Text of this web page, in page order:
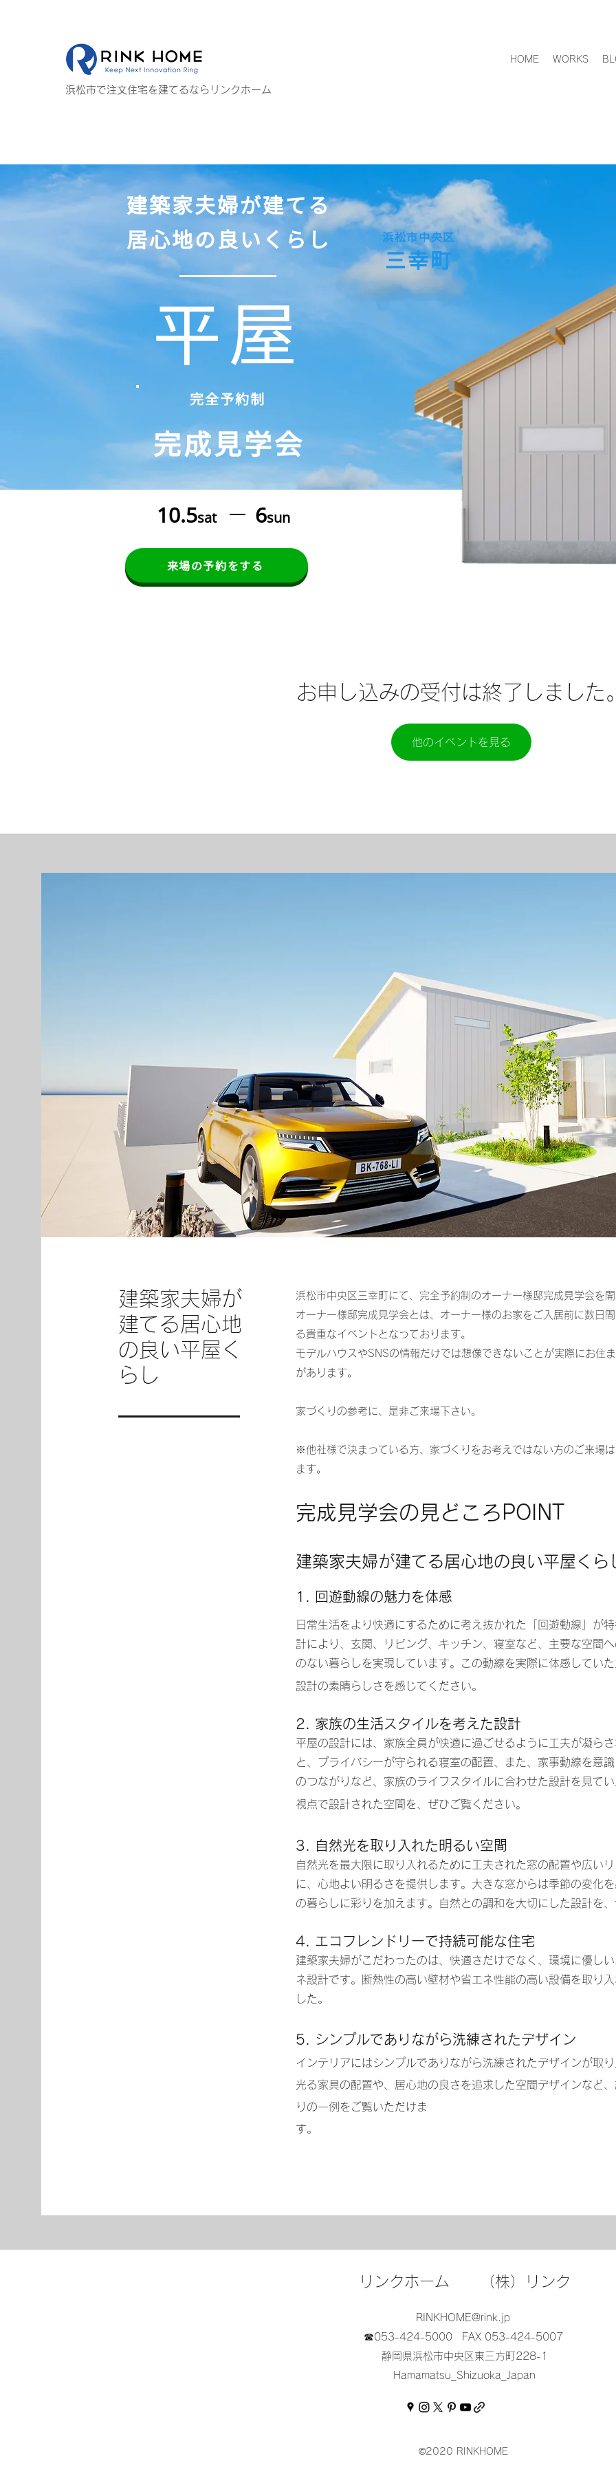
浜松市で注文住宅を建てるならリンクホーム
HOME WORKS
建築家夫婦が建てる
居心地の良いくらし
平屋
完全予約制
完成見学会
浜松市中央区
三幸町
10.5sat 6sun
来場の予約をする
お申し込みの受付は終了しました
他のイベントを見る
建築家夫婦が
建てる居心地
の良い平屋く
らし
浜松市中央区三幸町にて、完全予約制のオーナー様邸完成見学会を
オーナー様邸完成見学会とは、オーナー様のお家をご入居前に数日
る貴重なイベントとなっております。
モデルハウスやSNSの情報だけでは想像できないことが実際にお住
があります。
家づくりの参考に、是非ご来場下さい。
※他社様で決まっている方、家づくりをお考えではない方のご来場
ます。
完成見学会の見どころPOINT
建築家夫婦が建てる居心地の良い平屋くら
1. 回遊動線の魅力を体感
日常生活をより快適にするために考え抜かれた「回遊動線」が
計により、玄関、リビング、キッチン、寝室など、主要な空間
のない暮らしを実現しています。この動線を実際に体感してい
設計の素晴らしさを感じてください。
2. 家族の生活スタイルを考えた設計
平屋の設計には、家族全員が快適に過ごせるように工夫が凝ら
と、プライバシーが守られる寝室の配置、また、家事動線を意
のつながりなど、家族のライフスタイルに合わせた設計を見て
視点で設計された空間を、ぜひご覧ください。
3. 自然光を取り入れた明るい空間
自然光を最大限に取り入れるために工夫された窓の配置や広い
に、心地よい明るさを提供します。大きな窓からは季節の変化
の暮らしに彩りを加えます。自然との調和を大切にした設計を
4. エコフレンドリーで持続可能な住宅
建築家夫婦がこだわったのは、快適さだけでなく、環境に優し
ネ設計です。断熱性の高い壁材や省エネ性能の高い設備を取り
した。
5. シンプルでありながら洗練されたデザイン
インテリアにはシンプルでありながら洗練されたデザインが取
光る家具の配置や、居心地の良さを追求した空間デザインなど
りの一例をご覧いただけま
す。
リンクホーム （株）リンク
RINKHOME@rink.jp
☎053-424-5000
FAX 053-424-5007
静岡県浜松市中央区東三方町228-1
Hamamatsu_Shizuoka_Japan
©2020 RINKHOME